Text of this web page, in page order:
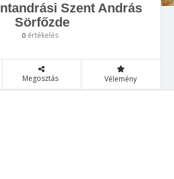
Szent András
Sörfőzde
0 értékelés
Megosztás Vélemény